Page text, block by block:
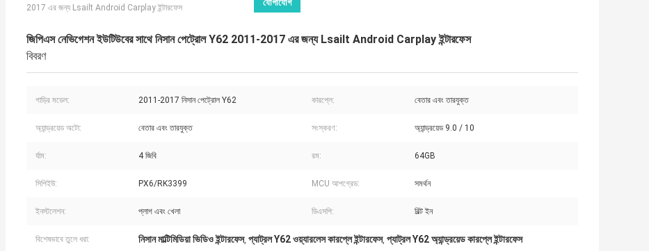
2017 এর জন্য Lsailt Android Carplay ইন্টারফেস
যোগাযোগ
জিপিএস নেভিগেশন ইউটিউবের সাথে নিসান পেট্রোল Y62 2011-2017 এর জন্য Lsailt Android Carplay ইন্টারফেস
বিবরণ
গাড়ির মডেল: 2011-2017 নিসান পেট্রোল Y62 কারপ্লে: বেতার এবং তারযুক্ত
অ্যান্ড্রয়েড অটো: বেতার এবং তারযুক্ত সংস্করণ: অ্যান্ড্রয়েড 9.0 / 10
র্যাম: 4 জিবি রম: 64GB
সিপিইউ: PX6/RK3399 MCU আপগ্রেড: সমর্থন
ইনস্টলেশন: প্লাগ এবং খেলা ডিএসপি: বিল্ট ইন
বিশেষভাবে তুলে ধরা: নিসান মাল্টিমিডিয়া ভিডিও ইন্টারফেস, প্যাট্রল Y62 ওয়্যারলেস কারপ্লে ইন্টারফেস, প্যাট্রল Y62 অ্যান্ড্রয়েড কারপ্লে ইন্টারফেস